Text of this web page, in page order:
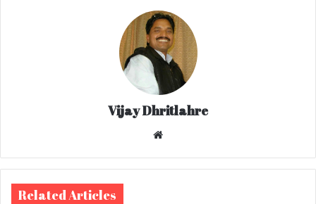
Vijay Dhritlahre
te
Related Articles